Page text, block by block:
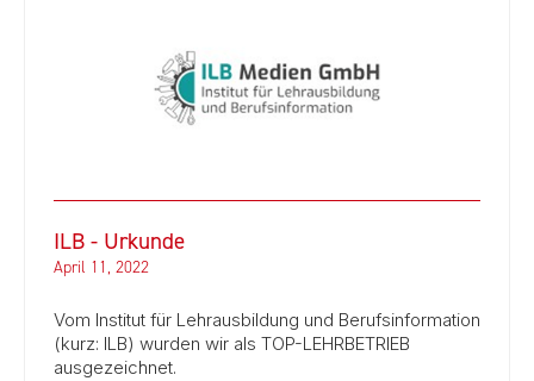
ILB - Urkunde
April 11, 2022
Vom Institut für Lehrausbildung und Berufsinformation
(kurz: ILB) wurden wir als TOP-LEHRBETRIEB
ausgezeichnet.